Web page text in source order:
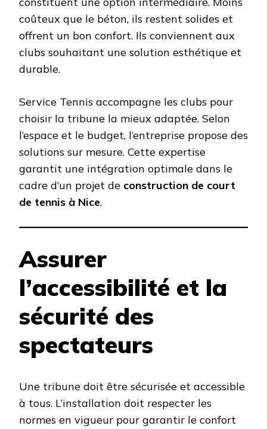
coûteux que le béton, ils restent solides et
offrent un bon confort. Ils conviennent aux
clubs souhaitant une solution esthétique et
durable.
Service Tennis accompagne les clubs pour
choisir la tribune la mieux adaptée. Selon
l’espace et le budget, l’entreprise propose des
solutions sur mesure. Cette expertise
garantit une intégration optimale dans le
cadre d’un projet de construction de court
de tennis à Nice.
Assurer
l’accessibilité et la
sécurité des
spectateurs
Une tribune doit être sécurisée et accessible
à tous. L’installation doit respecter les
normes en vigueur pour garantir le confort